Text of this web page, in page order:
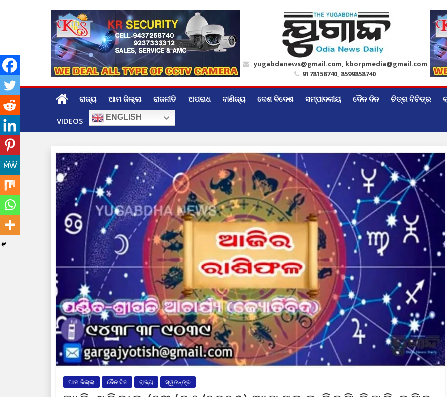
yugabdanews@gmail.com, kborpmedia@gmail.com
9178158740, 8599858740
ରାଜ୍ୟ ଆମ ଜିଲ୍ଲା ରାଜନୀତି ଅପରାଧ ବାଣିଜ୍ୟ ଦେଶ ବିଦେଶ ସମ୍ପାଦକୀୟ ଦୈନ ଦିନ ଚିତ୍ର ବିଚିତ୍ର
VIDEOS ENGLISH
ଆମ ଜିଲ୍ଲା ଦୈନ ଦିନ ରାଜ୍ୟ ସ୍ୱତନ୍ତ୍ର